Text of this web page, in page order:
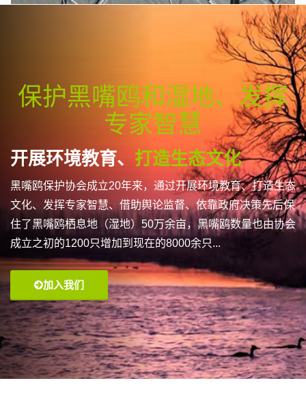
保护黑嘴鸥和湿地、发挥
专家智慧
开展环境教育、 打造生态文化
黑嘴鸥保护协会成立20年来，通过开展环境教育、打造生态
文化、发挥专家智慧、借助舆论监督、依靠政府决策先后保
住了黑嘴鸥栖息地（湿地）50万余亩，黑嘴鸥数量也由协会
成立之初的1200只增加到现在的8000余只...
加入我们